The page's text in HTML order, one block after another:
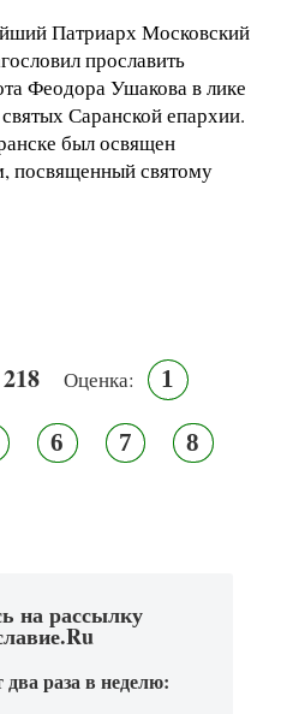
Патриарх Московский
прославить
Феодора Ушакова в лике
Саранской епархии.
был освящен
посвященный святому
218 Оценка: 1
6 7 8
на рассылку
раза в неделю: